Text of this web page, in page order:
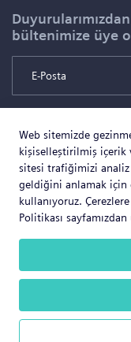
Web sitemizde
kişiselleştirilmiş içerik
sitesi trafiğimizi
geldiğini anlamak için
kullanıyoruz.
Politikası
bültenimize üye
Copyright © 2026
GAYRİMENKUL
Web Business®